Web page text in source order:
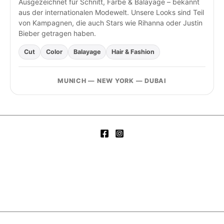
Ausgezeichnet für Schnitt, Farbe & Balayage – bekannt
aus der internationalen Modewelt. Unsere Looks sind Teil
von Kampagnen, die auch Stars wie Rihanna oder Justin
Bieber getragen haben.
Cut Color Balayage Hair & Fashion
MUNICH — NEW YORK — DUBAI